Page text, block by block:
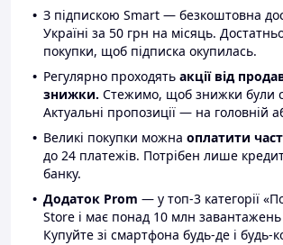
З підпискою Smart — безкоштовна
Україні за 50 грн на місяць.
покупки, щоб підписка окупилась.
Регулярно проходять акції від
знижки. Стежимо, щоб знижки були
Актуальні пропозиції — на головній
Великі покупки можна оплатити
до 24 платежів. Потрібен лише
банку.
Додаток Prom — у топ-3 категорії
Store і має понад 10 млн завантажень
Купуйте зі смартфона будь-де і будь-